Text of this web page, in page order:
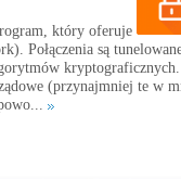
który oferuje
Połączenia są
kryptograficznych.
(przynajmniej te w